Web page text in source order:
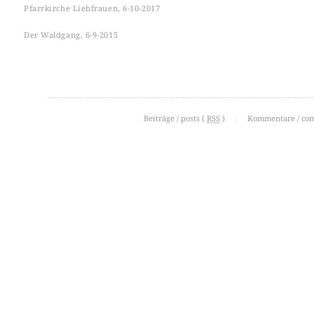
Pfarrkirche Liebfrauen, 6-10-2017
Der Waldgang, 6-9-2015
Beiträge / posts ( RSS ) Kommentare /